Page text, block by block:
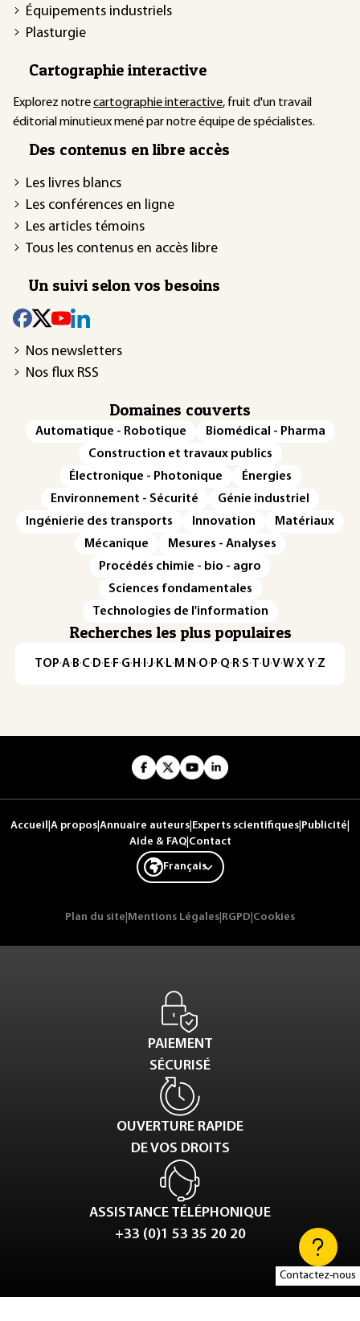
Contactez-nous
Équipements industriels
Plasturgie
Cartographie interactive
Explorez notrecartographie interactive, fruit d'un travail
éditorial minutieux mené par notre équipe de spécialistes.
Des contenus en libre accès
Les livres blancs
Les conférences en ligne
Les articles témoins
Tous les contenus en accès libre
Un suivi selon vos besoins
Nos newsletters
Nos flux RSS
Domaines couverts
Automatique - Robotique
Biomédical - Pharma
Construction et travaux publics
Électronique - Photonique
Énergies
Environnement - Sécurité
Génie industriel
Ingénierie des transports
Innovation
Matériaux
Mécanique
Mesures - Analyses
Procédés chimie - bio - agro
Sciences fondamentales
Technologies de l'information
Recherches les plus populaires
TOP·A·B·C· D· E· F·G· H · ·J· K· L· M · N ·O· P·Q· R·S·T·U·V·W·X·Y·Z
Accueil A propos Annuaire auteurs Experts scientifiques Publicité
Aide & FAQ| Contact
Français
Plan du site Mentions Légales RGPD Cookies
PAIEMENT
SÉCURISÉ
OUVERTURE RAPIDE
DE VOS DROITS
ASSISTANCE TÉLÉPHONIQUE
+33 (0)1 53 35 20 20